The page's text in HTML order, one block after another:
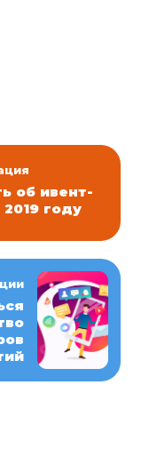
об ивент-
году